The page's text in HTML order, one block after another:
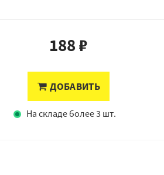
188 ₽
ДОБАВИТЬ
На складе более 3 шт.